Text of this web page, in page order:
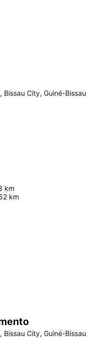
City, Guiné-Bissau
km
km
City, Guiné-Bissau